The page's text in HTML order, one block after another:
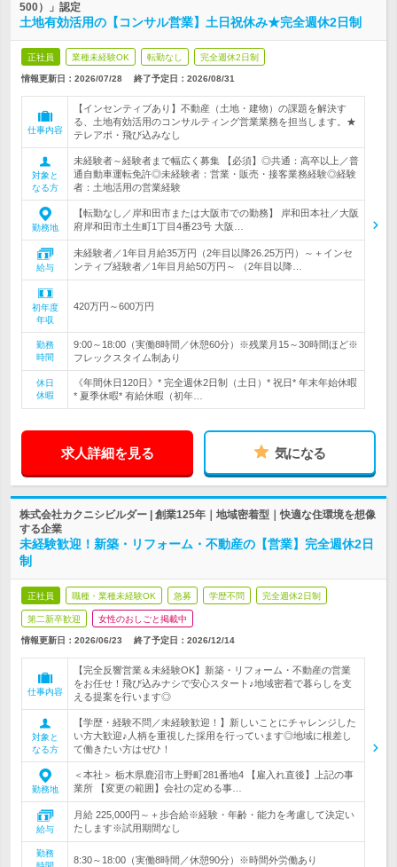
500）」認定
土地有効活用の【コンサル営業】土日祝休み★完全週休2日制
正社員 業種未経験OK 転勤なし 完全週休2日制
情報更新日：2026/07/28 終了予定日： 2026/08/31
仕事内容
【インセンティブあり】不動産（土地・建物）の課題を解決す
る、土地有効活用のコンサルティング営業業務を担当します。★
テレアポ・飛び込みなし
対象と
なる方
未経験者～経験者まで幅広く募集 【必須】◎共通：高卒以上／普
通自動車運転免許◎未経験者：営業・販売・接客業務経験◎経験
者：土地活用の営業経験
勤務地
【転勤なし／岸和田市または大阪市での勤務】 岸和田本社／大阪
府岸和田市土生町1丁目4番23号 大阪…
給与
未経験者／1年目月給35万円（2年目以降26.25万円）～＋インセ
ンティブ経験者／1年目月給50万円～ （2年目以降…
初年度
年収
420万円～600万円
勤務
時間
9:00～18:00（実働8時間／休憩60分）※残業月15～30時間ほど※
フレックスタイム制あり
休日
休暇
《年間休日120日》* 完全週休2日制（土日）* 祝日* 年末年始休暇
* 夏季休暇* 有給休暇（初年…
求人詳細を見る 気になる
株式会社カクニシビルダー | 創業125年｜地域密着型｜快適な住環境を想像
する企業
未経験歓迎！新築・リフォーム・不動産の【営業】完全週休2日
制
正社員 職種・業種未経験OK 急募 学歴不問 完全週休2日制
第二新卒歓迎 女性のおしごと掲載中
情報更新日：2026/06/23 終了予定日： 2026/12/14
仕事内容
【完全反響営業＆未経験OK】新築・リフォーム・不動産の営業
をお任せ！飛び込みナシで安心スタート♪地域密着で暮らしを支
える提案を行います◎
対象と
なる方
【学歴・経験不問／未経験歓迎！】新しいことにチャレンジした
い方大歓迎♪人柄を重視した採用を行っています◎地域に根差し
て働きたい方はぜひ！
勤務地
＜本社＞ 栃木県鹿沼市上野町281番地4 【雇入れ直後】上記の事
業所 【変更の範囲】会社の定める事…
給与
月給 225,000円～＋歩合給※経験・年齢・能力を考慮して決定い
たします※試用期間なし
勤務
8:30～18:00（実働8時間／休憩90分）※時間外労働あり